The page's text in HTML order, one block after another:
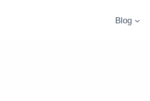
Blog